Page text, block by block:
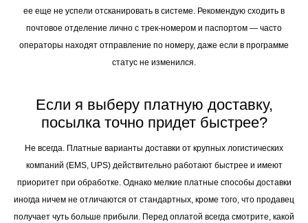
ее еще не успели отсканировать в системе. Рекомендую сходить в
почтовое отделение лично с трек-номером и паспортом — часто
операторы находят отправление по номеру, даже если в программе
статус не изменился.
Если я выберу платную доставку,
посылка точно придет быстрее?
Не всегда. Платные варианты доставки от крупных логистических
компаний (EMS, UPS) действительно работают быстрее и имеют
приоритет при обработке. Однако мелкие платные способы доставки
иногда ничем не отличаются от стандартных, кроме того, что продавец
получает чуть больше прибыли. Перед оплатой всегда смотрите, какой